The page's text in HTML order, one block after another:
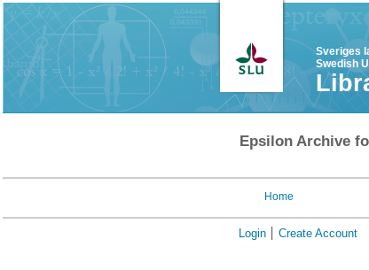
Sveriges
Swedish
Epsilon Archive
Home
Login Create Account